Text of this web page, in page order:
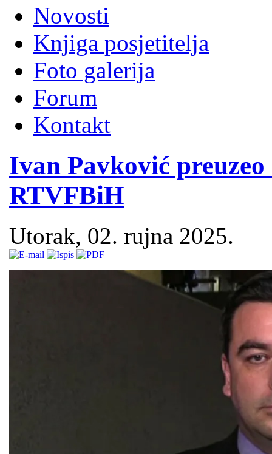
Novosti
Knjiga posjetitelja
Foto galerija
Forum
Kontakt
Ivan Pavković
RTVFBiH
Utorak, 02. rujna 2025.